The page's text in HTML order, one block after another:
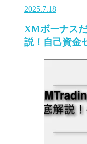
2025.7.18
XMボーナス
説！自己資金